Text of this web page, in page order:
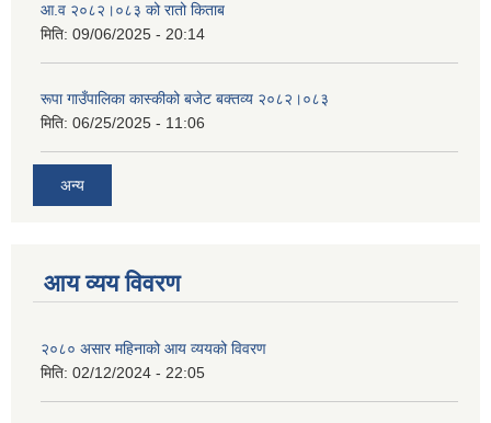
आ.व २०८२।०८३ को रातो किताब
मिति: 09/06/2025 - 20:14
रूपा गाउँपालिका कास्कीको बजेट बक्तव्य २०८२।०८३
मिति: 06/25/2025 - 11:06
अन्य
आय व्यय विवरण
२०८० असार महिनाको आय व्ययको विवरण
मिति: 02/12/2024 - 22:05